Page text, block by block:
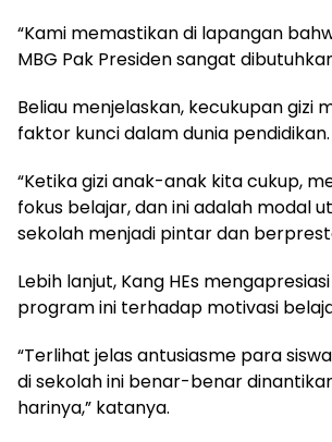
“Kami memastikan di lapangan
MBG Pak Presiden sangat
Beliau menjelaskan, kecukupan gizi
faktor kunci dalam dunia pendidikan.
“Ketika gizi anak-anak kita cukup,
fokus belajar, dan ini adalah modal
sekolah menjadi pintar dan
Lebih lanjut, Kang HEs
program ini terhadap motivasi
“Terlihat jelas antusiasme para
di sekolah ini benar-benar
harinya,” katanya.